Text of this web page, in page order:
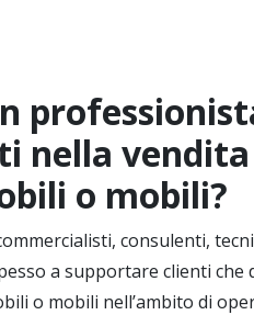
nella
o mobili?
consulenti,
a supportare clienti che
o mobili nell’ambito di